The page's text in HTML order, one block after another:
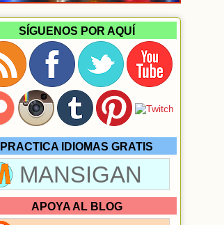
SÍGUENOS POR AQUÍ
PRACTICA IDIOMAS GRATIS
MANSIGAN
APOYA AL BLOG